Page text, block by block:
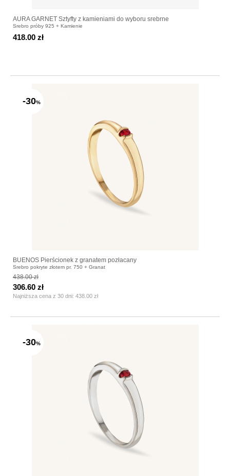
AURA GARNET Sztyfty z kamieniami do wyboru srebrne
Srebro próby 925 + Kamienie
418.00 zł
-30%
BUENOS Pierścionek z granatem pozłacany
Srebro pokryte złotem pr. 750 + Granat
438.00 zł
Najniższa cena z 30 dni: 438.00 zł
306.60 zł
-30%